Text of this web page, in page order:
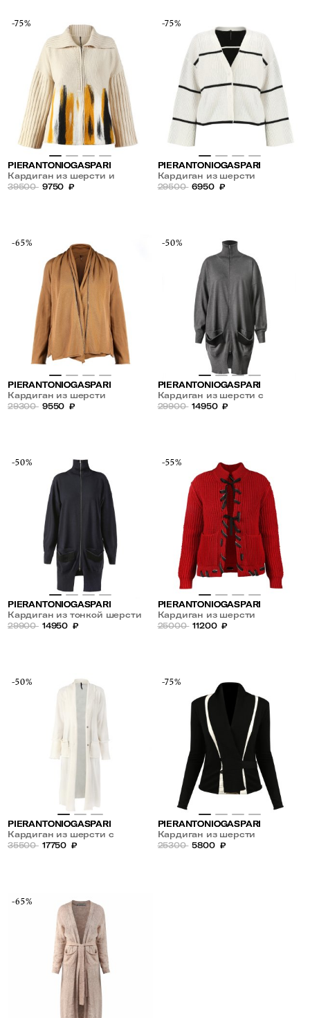
-75%
PIERANTONIOGASPARI
Кардиган из шерсти и
кашемира
39500 9750 ₽
-75%
PIERANTONIOGASPARI
Кардиган из шерсти
29500 6950 ₽
-65%
PIERANTONIOGASPARI
Кардиган из шерсти
29300 9550 ₽
-50%
PIERANTONIOGASPARI
Кардиган из шерсти с
карманами
29900 14950 ₽
-50%
PIERANTONIOGASPARI
Кардиган из тонкой шерсти
29900 14950 ₽
-55%
PIERANTONIOGASPARI
Кардиган из шерсти
25000 11200 ₽
-50%
PIERANTONIOGASPARI
Кардиган из шерсти с
накладными карманами
35500 17750 ₽
-75%
PIERANTONIOGASPARI
Кардиган из шерсти
25300 5800 ₽
-65%